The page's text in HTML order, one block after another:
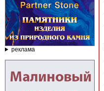
реклама